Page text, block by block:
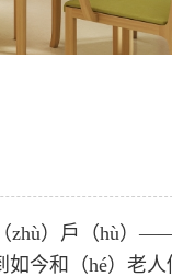
zhù）戶（hù）——
今和（hé）老人